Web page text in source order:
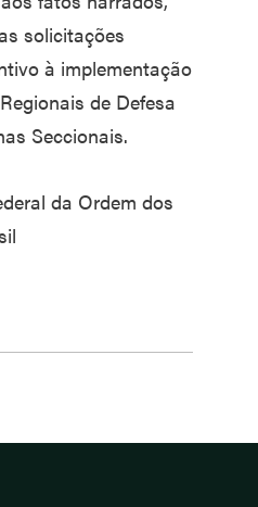
solicitações
à implementação
de Defesa
Seccionais.
da Ordem dos